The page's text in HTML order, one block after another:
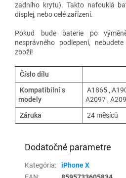
zadního krytu). Takto nafouklá
displej, nebo celé zařízení.
Pokud bude baterie po
nesprávného podlepení,
zboží!
Číslo dílu
Kompatibilní s
modely
A1865 ,
A2097 ,
Záruka
24 měsíců
Dodatočné parametre
Kategória:
iPhone X